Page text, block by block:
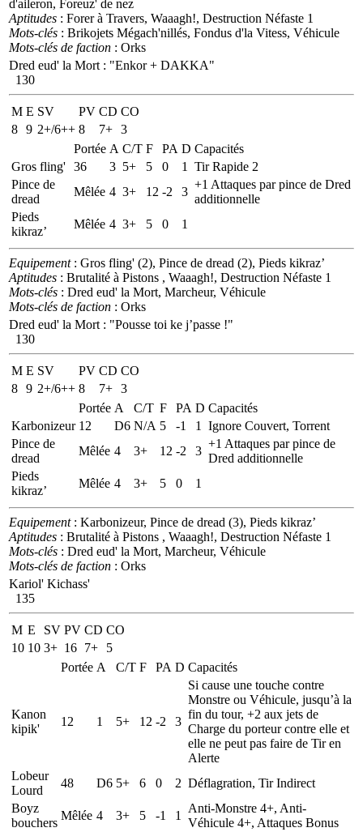
d'aileron, Foreuz' de nez
Aptitudes : Forer à Travers, Waaagh!, Destruction Néfaste 1
Mots-clés : Brikojets Mégach'nillés, Fondus d'la Vitess, Véhicule
Mots-clés de faction : Orks
Dred eud' la Mort : "Enkor + DAKKA"
130
M E SV PV CD CO
8 9 2+/6++ 8 7+ 3
Portée A C/T F PA D Capacités
Gros fling' 36 3 5+ 5 0 1
Tir Rapide 2
Pince de
dread
Mêlée 4 3+ 12 -2 3
+1 Attaques par pince de Dred
additionnelle
Pieds
kikraz’
Mêlée 4 3+ 5 0 1
Equipement: Gros fling' (2), Pince de dread (2), Pieds kikraz’
Aptitudes : Brutalité à Pistons , Waaagh!, Destruction Néfaste 1
Mots-clés : Dred eud' la Mort, Marcheur, Véhicule
Mots-clés de faction : Orks
Dred eud' la Mort : "Pousse toi ke j’passe !"
130
M E SV PV CD CO
8 9 2+/6++ 8 7+ 3
Portée A C/T F PA D Capacités
Karbonizeur 12 D6 N/A 5 -1 1
Ignore Couvert, Torrent
Pince de
dread
Mêlée 4 3+ 12 -2 3
+1 Attaques par pince de
Dred additionnelle
Pieds
kikraz’
Mêlée 4 3+ 5 0 1
Equipement: Karbonizeur, Pince de dread (3), Pieds kikraz’
Aptitudes : Brutalité à Pistons , Waaagh!, Destruction Néfaste 1
Mots-clés : Dred eud' la Mort, Marcheur, Véhicule
Mots-clés de faction : Orks
Kariol' Kichass'
135
M E SV PV CD CO
10 10 3+ 16 7+
5
Portée A C/T F PA D Capacités
Kanon
kipik'
12 1 5+ 12 -2 3
Si cause une touche contre
Monstre ou Véhicule, jusqu’à la
fin du tour, +2 aux jets de
Charge du porteur contre elle et
elle ne peut pas faire de Tir en
Alerte
Lobeur
Lourd
48 D6 5+ 6 0 2 Déflagration, Tir Indirect
Boyz
bouchers
Mêlée 4 3+ 5 -1 1
Anti-Monstre 4+, Anti-
Véhicule 4+, Attaques Bonus